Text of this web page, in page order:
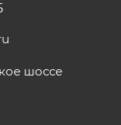
шоссе